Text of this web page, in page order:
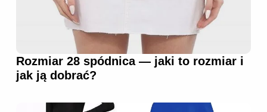
Rozmiar 28 spódnica — jaki to rozmiar i
jak ją dobrać?